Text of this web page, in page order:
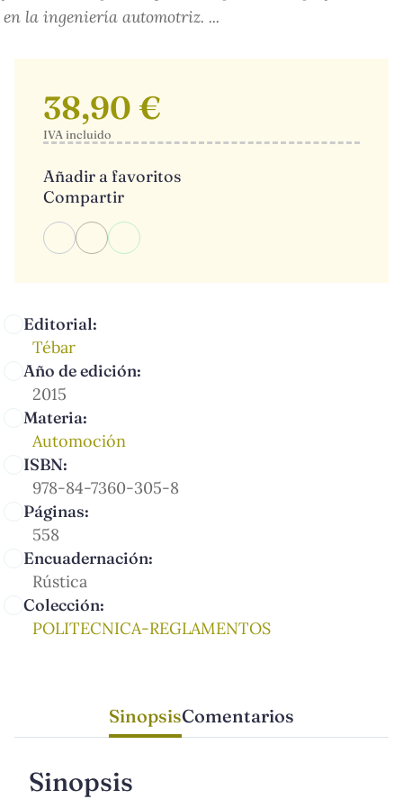
en la ingeniería automotriz. ...
Editorial:
Tébar
Año de edición:
2015
Materia:
Automoción
ISBN:
978-84-7360-305-8
Páginas:
558
Encuadernación:
Rústica
Colección:
POLITECNICA-REGLAMENTOS
38,90 €
IVA incluido
Añadir a favoritos
Compartir
SinopsisComentarios
Sinopsis